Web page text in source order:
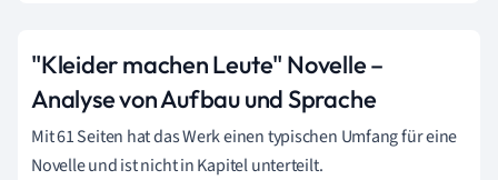
"Kleider machen Leute" Novelle –
Analyse von Aufbau und Sprache
Mit 61 Seiten hat das Werk einen typischen Umfang für eine
Novelle und ist nicht in Kapitel unterteilt.